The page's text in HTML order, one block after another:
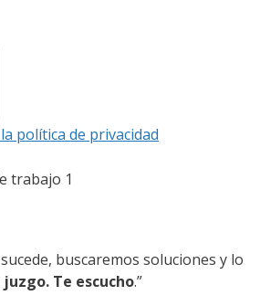
la política de privacidad
buscaremos soluciones y lo
Te escucho.”